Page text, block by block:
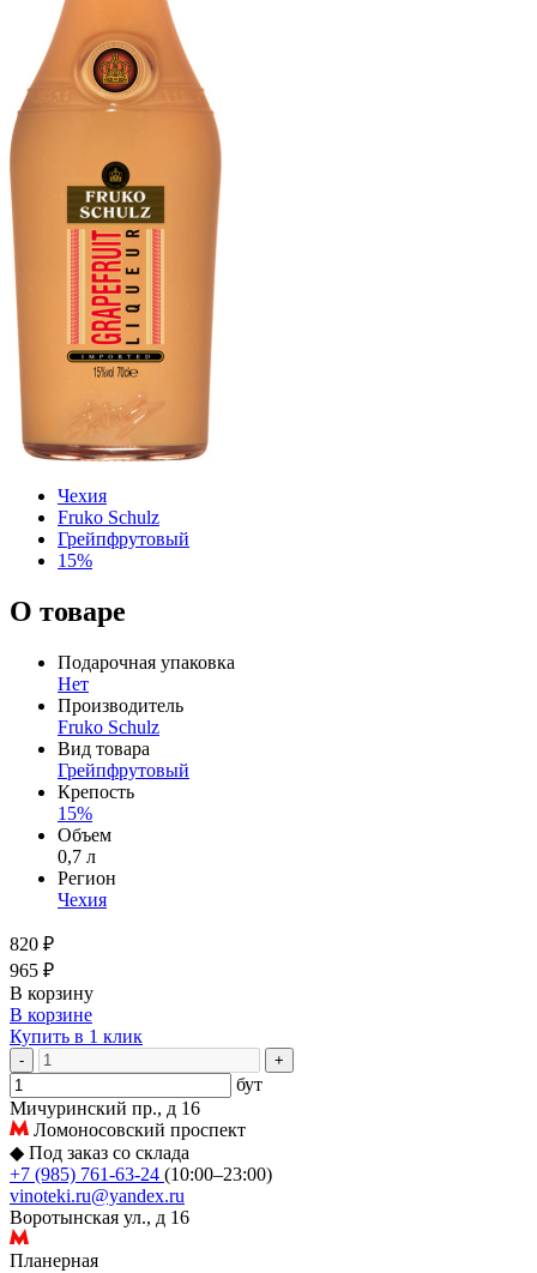
Чехия
Fruko Schulz
Грейпфрутовый
15%
О товаре
Подарочная упаковка
Нет
Производитель
Fruko Schulz
Вид товара
Грейпфрутовый
Крепость
15%
Объем
0,7 л
Регион
Чехия
820 ₽
965 ₽
В корзину
В корзине
Купить в 1 клик
- +
бут
Мичуринский пр., д 16
Ломоносовский проспект
◆ Под заказ со склада
+7 (985) 761-63-24 (10:00–23:00)
vinoteki.ru@yandex.ru
Воротынская ул., д 16
Планерная